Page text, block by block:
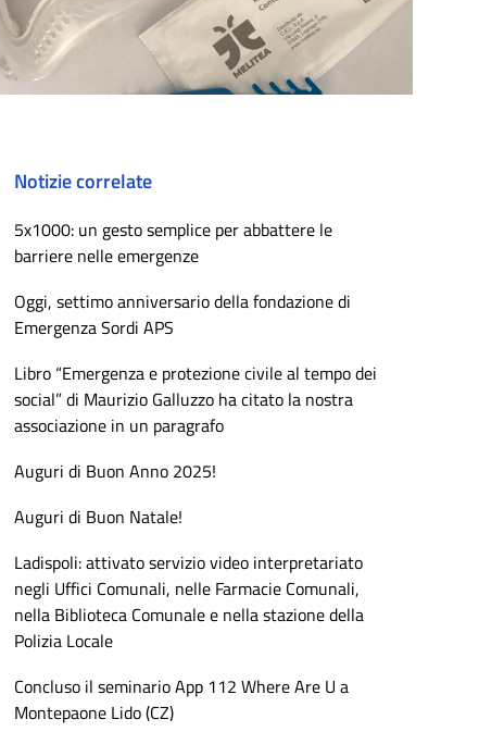
Notizie correlate
5x1000: un gesto semplice per abbattere le
barriere nelle emergenze
Oggi, settimo anniversario della fondazione di
Emergenza Sordi APS
Libro “Emergenza e protezione civile al tempo dei
social” di Maurizio Galluzzo ha citato la nostra
associazione in un paragrafo
Auguri di Buon Anno 2025!
Auguri di Buon Natale!
Ladispoli: attivato servizio video interpretariato
negli Uffici Comunali, nelle Farmacie Comunali,
nella Biblioteca Comunale e nella stazione della
Polizia Locale
Concluso il seminario App 112 Where Are U a
Montepaone Lido (CZ)